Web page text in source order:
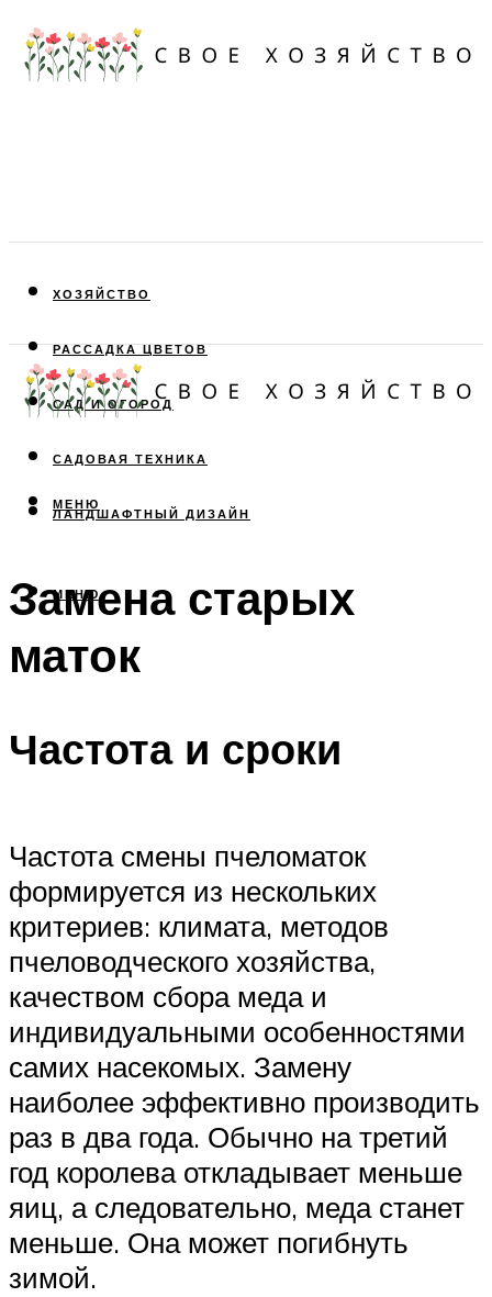
ХОЗЯЙСТВО
РАССАДКА ЦВЕТОВ
САД И ОГОРОД
САДОВАЯ ТЕХНИКА
ЛАНДШАФТНЫЙ ДИЗАЙН
МЕНЮ
МЕНЮ
Замена старых
маток
Частота и сроки
Частота смены пчеломаток
формируется из нескольких
критериев: климата, методов
пчеловодческого хозяйства,
качеством сбора меда и
индивидуальными особенностями
самих насекомых. Замену
наиболее эффективно производить
раз в два года. Обычно на третий
год королева откладывает меньше
яиц, а следовательно, меда станет
меньше. Она может погибнуть
зимой.